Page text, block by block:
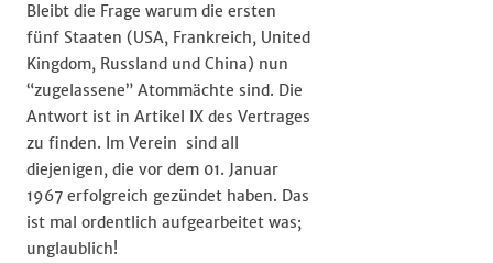
Bleibt die Frage warum die ersten
fünf Staaten (USA, Frankreich, United
Kingdom, Russland und China) nun
“zugelassene” Atommächte sind. Die
Antwort ist in Artikel IX des Vertrages
zu finden. Im Verein sind all
diejenigen, die vor dem 01. Januar
1967 erfolgreich gezündet haben. Das
ist mal ordentlich aufgearbeitet was;
unglaublich!